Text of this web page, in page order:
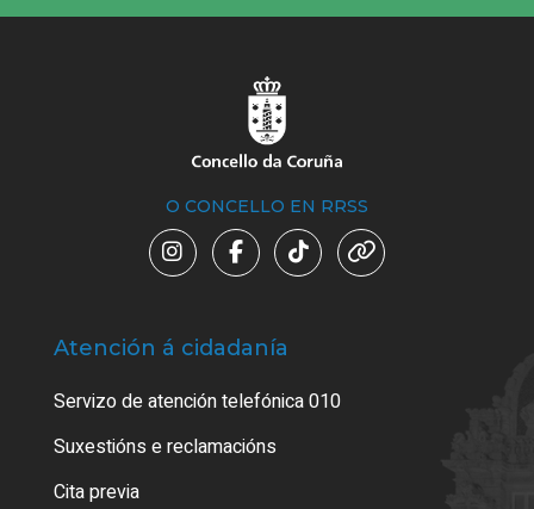
O CONCELLO EN RRSS
Atención á cidadanía
Servizo de atención telefónica 010
Suxestións e reclamacións
Cita previa